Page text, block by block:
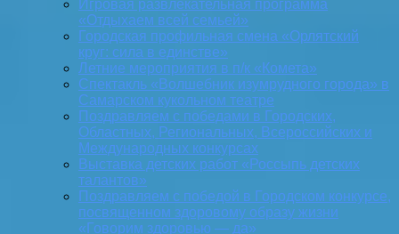
Игровая развлекательная программа
«Отдыхаем всей семьей»
Городская профильная смена «Орлятский
круг: сила в единстве»
Летние мероприятия в п/к «Комета»
Спектакль «Волшебник изумрудного города» в
Самарском кукольном театре
Поздравляем с победами в Городских,
Областных, Региональных, Всероссийских и
Международных конкурсах
Выставка детских работ «Россыпь детских
талантов»
Поздравляем с победой в Городском конкурсе,
посвященном здоровому образу жизни
«Говорим здоровью — да»